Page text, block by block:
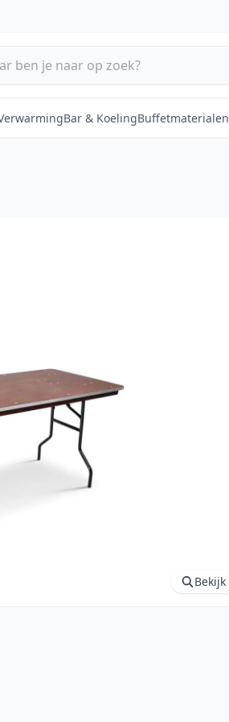
Bar & KoelingBuffetmaterialen
afbeelding
Bekijk